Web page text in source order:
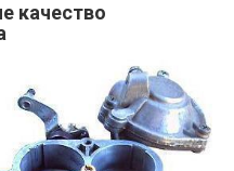
качество